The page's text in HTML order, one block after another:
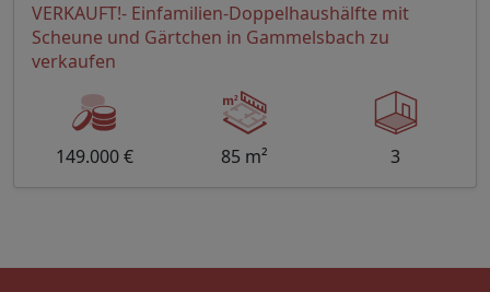
VERKAUFT!- Einfamilien-Doppelhaushälfte mit
Scheune und Gärtchen in Gammelsbach zu
verkaufen
149.000 € 85 m² 3